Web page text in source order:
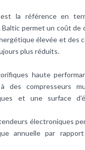
la référence en
permet un coût de
élevée et des
plus réduits.
haute
des compresseurs
et une surface
électroniques
annuelle par